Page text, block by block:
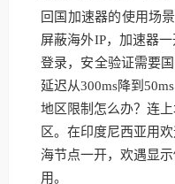
回国加速器的使用场
屏蔽海外IP，加速器
登录，安全验证需要
延迟从300ms降到
地区限制怎么办？连
区。在印度尼西亚用
海节点一开，欢遇显
用。